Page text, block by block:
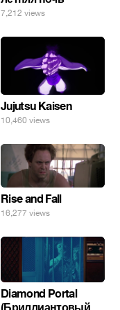
7,212 views
Jujutsu Kaisen
10,460 views
Rise and Fall
16,277 views
Diamond Portal